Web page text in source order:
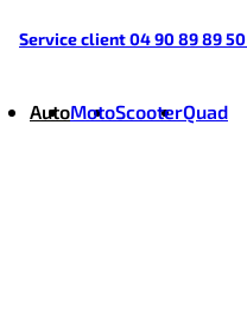
Service client 04 90 89 89 50
AutoMotoScooterQuad